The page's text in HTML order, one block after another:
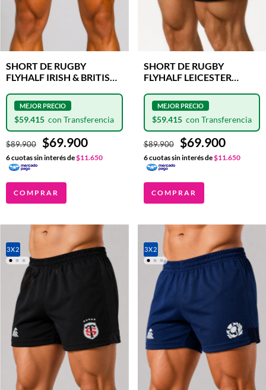
SHORT DE RUGBY
FLYHALF IRISH & BRITISH
$89.900 $69.900
$59.415
6cuotas sin interés de$11.650
COMPRAR
SHORT DE RUGBY
FLYHALF LEICESTER
$89.900 $69.900
$59.415
6cuotas sin interés de$11.650
COMPRAR
3X2 3X2